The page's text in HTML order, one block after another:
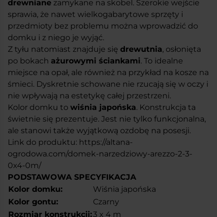
drewniane zamykane na skobel. Szerokie wejście
sprawia, że nawet wielkogabarytowe sprzęty i
przedmioty bez problemu można wprowadzić do
domku i z niego je wyjąć.
Z tyłu natomiast znajduje się drewutnia, osłonięta
po bokach ażurowymi ściankami. To idealne
miejsce na opał, ale również na przykład na kosze na
śmieci. Dyskretnie schowane nie rzucają się w oczy i
nie wpływają na estetykę całej przestrzeni.
Kolor domku to wiśnia japońska. Konstrukcja ta
świetnie się prezentuje. Jest nie tylko funkcjonalna,
ale stanowi także wyjątkową ozdobę na posesji.
Link do produktu: https://altana-
ogrodowa.com/domek-narzedziowy-arezzo-2-3-
0x4-0m/
PODSTAWOWA SPECYFIKACJA
Kolor domku:
Wiśnia japońska
Kolor gontu:
Czarny
Rozmiar konstrukcji:3 x 4 m